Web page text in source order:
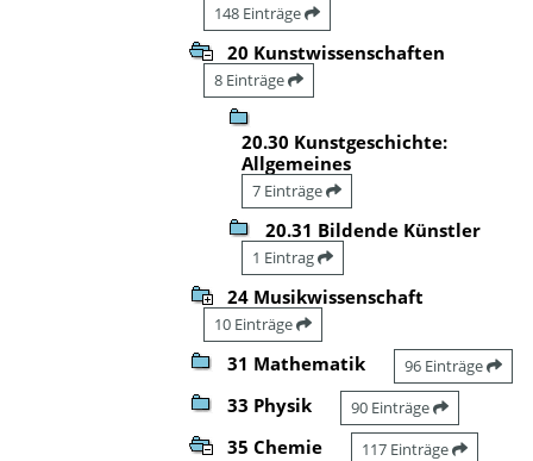
148 Einträge
20 Kunstwissenschaften
8 Einträge
20.30 Kunstgeschichte:
Allgemeines
7 Einträge
20.31 Bildende Künstler
1 Eintrag
24 Musikwissenschaft
10 Einträge
31 Mathematik 96 Einträge
33 Physik 90 Einträge
35 Chemie 117 Einträge